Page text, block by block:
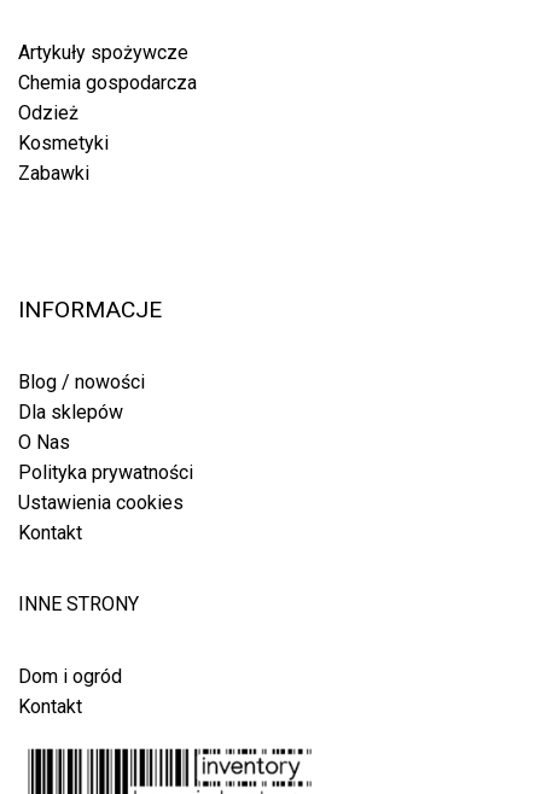
Artykuły spożywcze
Chemia gospodarcza
Odzież
Kosmetyki
Zabawki
INFORMACJE
Blog / nowości
Dla sklepów
O Nas
Polityka prywatności
Ustawienia cookies
Kontakt
INNE STRONY
Dom i ogród
Kontakt